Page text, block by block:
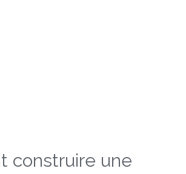
construire une